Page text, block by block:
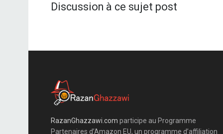
Discussion à ce sujet post
RazanGhazzawi.com participe au Programme
Partenaires d’Amazon EU, un programme d’affiliation